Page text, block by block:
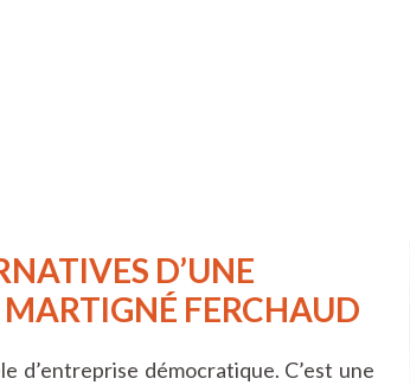
D’UNE
FERCHAUD
d’entreprise démocratique. C’est une